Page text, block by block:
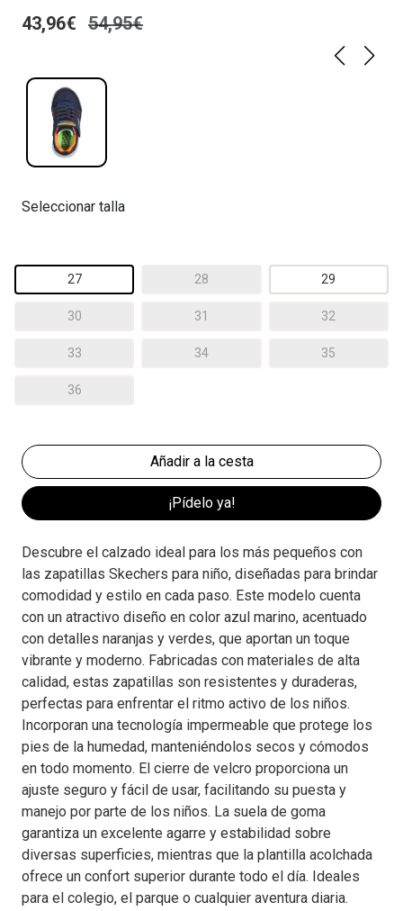
43,96€ 54,95€
Seleccionar talla
27 28 29
30 31 32
33 34 35
36
¡Pídelo ya!
Descubre el calzado ideal para los más pequeños con
las zapatillas Skechers para niño, diseñadas para brindar
comodidad y estilo en cada paso. Este modelo cuenta
con un atractivo diseño en color azul marino, acentuado
con detalles naranjas y verdes, que aportan un toque
vibrante y moderno. Fabricadas con materiales de alta
calidad, estas zapatillas son resistentes y duraderas,
perfectas para enfrentar el ritmo activo de los niños.
Incorporan una tecnología impermeable que protege los
pies de la humedad, manteniéndolos secos y cómodos
en todo momento. El cierre de velcro proporciona un
ajuste seguro y fácil de usar, facilitando su puesta y
manejo por parte de los niños. La suela de goma
garantiza un excelente agarre y estabilidad sobre
diversas superficies, mientras que la plantilla acolchada
ofrece un confort superior durante todo el día. Ideales
para el colegio, el parque o cualquier aventura diaria.